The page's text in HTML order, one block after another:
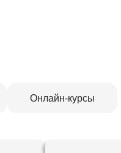
Онлайн-курсы